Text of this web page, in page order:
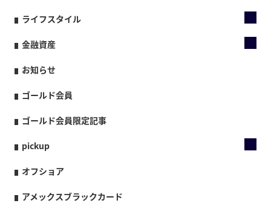
ライフスタイル
金融資産
お知らせ
ゴールド会員
ゴールド会員限定記事
pickup
オフショア
アメックスブラックカード